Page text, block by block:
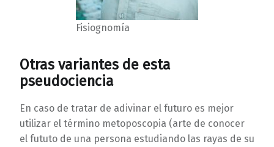
Fisiognomía
Otras variantes de esta
pseudociencia
En caso de tratar de adivinar el futuro es mejor
utilizar el término metoposcopia (arte de conocer
el fututo de una persona estudiando las rayas de su